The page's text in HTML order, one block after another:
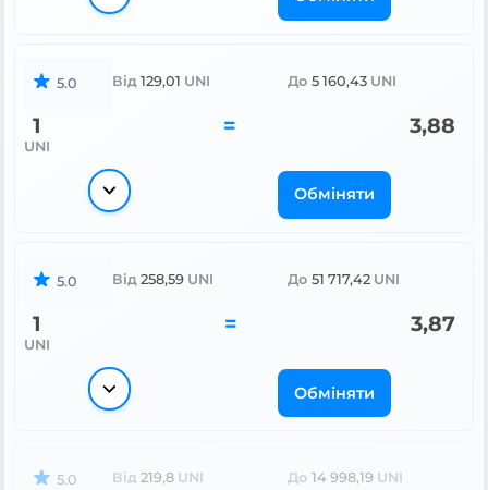
5.0 Від 129,01 UNI До 5 160,43 UNI
1
UNI
= 3,88
Обміняти
5.0 Від 258,59 UNI До 51 717,42 UNI
1
UNI
= 3,87
Обміняти
5.0 Від 219,8 UNI До 14 998,19 UNI